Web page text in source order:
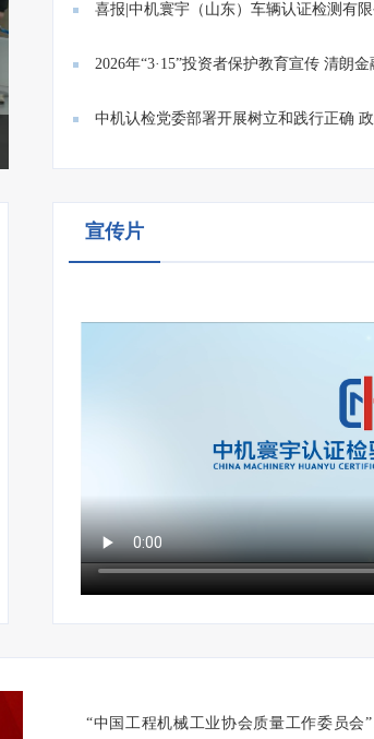
满...
喜报|中机寰宇（山东）车辆认证检测有
业技...
2026年“3·15”投资者保护教育宣传 清朗
投...
中机认检党委部署开展树立和践行正确
宣传片
“中国工程机械工业协会质量工作委员会